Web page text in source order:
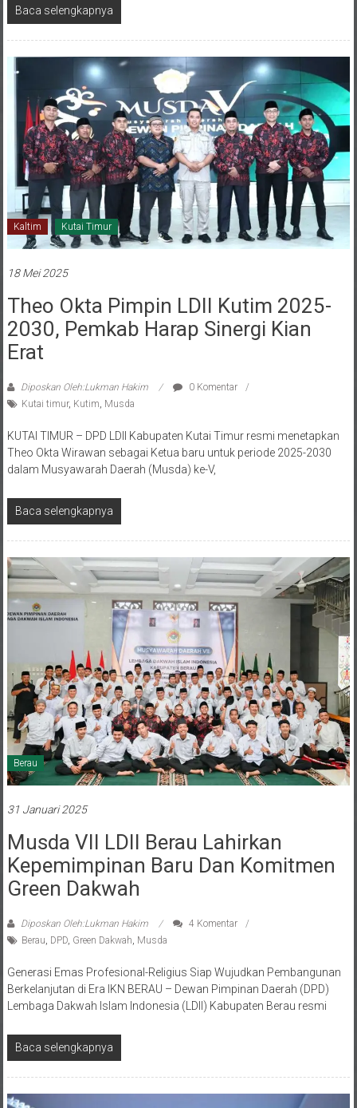
Baca selengkapnya
Kaltim Kutai Timur
18 Mei 2025
Theo Okta Pimpin LDII Kutim 2025-
2030, Pemkab Harap Sinergi Kian
Erat
Diposkan Oleh:Lukman Hakim
0 Komentar
Kutai timur, Kutim, Musda
KUTAI TIMUR – DPD LDII Kabupaten Kutai Timur resmi menetapkan
Theo Okta Wirawan sebagai Ketua baru untuk periode 2025-2030
dalam Musyawarah Daerah (Musda) ke-V,
Baca selengkapnya
Berau
31 Januari 2025
Musda VII LDII Berau Lahirkan
Kepemimpinan Baru Dan Komitmen
Green Dakwah
Diposkan Oleh:Lukman Hakim
4 Komentar
Berau, DPD, Green Dakwah, Musda
Generasi Emas Profesional-Religius Siap Wujudkan Pembangunan
Berkelanjutan di Era IKN BERAU – Dewan Pimpinan Daerah (DPD)
Lembaga Dakwah Islam Indonesia (LDII) Kabupaten Berau resmi
Baca selengkapnya